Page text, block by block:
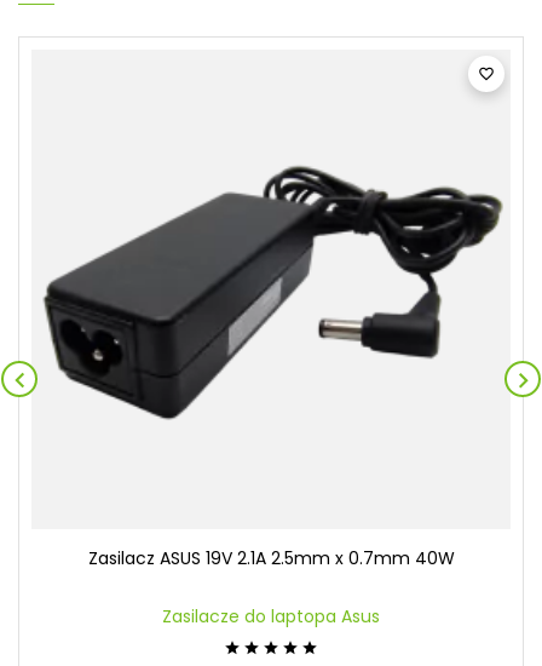


Zasilacz ASUS 19V 2.1A 2.5mm x 0.7mm 40W
Zasilacze do laptopa Asus
    
